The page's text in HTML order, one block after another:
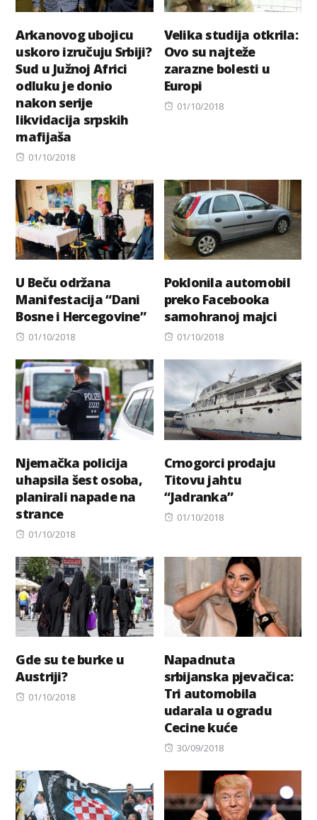
Arkanovog ubojicu
uskoro izručuju Srbiji?
Sud u Južnoj Africi
odluku je donio
nakon serije
likvidacija srpskih
mafijaša
Posted
01/10/2018
Velika studija otkrila:
Ovo su najteže
zarazne bolesti u
Europi
Posted
01/10/2018
U Beču održana
Manifestacija “Dani
Bosne i Hercegovine”
Posted
01/10/2018
Poklonila automobil
preko Facebooka
samohranoj majci
Posted
01/10/2018
Njemačka policija
uhapsila šest osoba,
planirali napade na
strance
Posted
01/10/2018
Crnogorci prodaju
Titovu jahtu
“Jadranka”
Posted
01/10/2018
Gde su te burke u
Austriji?
Posted
01/10/2018
Napadnuta
srbijanska pjevačica:
Tri automobila
udarala u ogradu
Cecine kuće
Posted
30/09/2018